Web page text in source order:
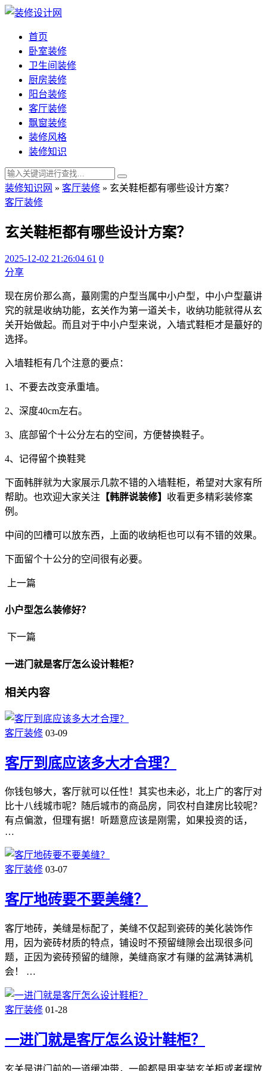
首页
卧室装修
卫生间装修
厨房装修
阳台装修
客厅装修
飘窗装修
装修风格
装修知识
装修知识网 » 客厅装修 » 玄关鞋柜都有哪些设计方案？
客厅装修
玄关鞋柜都有哪些设计方案？
2025-12-02 21:26:04 61 0
分享
现在房价那么高，蕞刚需的户型当属中小户型，中小户型蕞讲
究的就是收纳功能，玄关作为第一道关卡，收纳功能就得从玄
关开始做起。而且对于中小户型来说，入墙式鞋柜才是蕞好的
选择。
入墙鞋柜有几个注意的要点：
1、不要去改变承重墙。
2、深度40cm左右。
3、底部留个十公分左右的空间，方便替换鞋子。
4、记得留个换鞋凳
下面韩胖就为大家展示几款不错的入墙鞋柜，希望对大家有所
帮助。也欢迎大家关注 【韩胖说装修】 收看更多精彩装修案
例。
中间的凹槽可以放东西，上面的收纳柜也可以有不错的效果。
下面留个十公分的空间很有必要。
上一篇
小户型怎么装修好？
下一篇
一进门就是客厅怎么设计鞋柜？
相关内容
客厅装修 03-09
客厅到底应该多大才合理？
你钱包够大，客厅就可以任性！其实也未必，北上广的客厅对
比十八线城市呢？随后城市的商品房，同农村自建房比较呢？
有点偏激，但理有据！听题意应该是刚需，如果投资的话，
…
客厅装修 03-07
客厅地砖要不要美缝？
客厅地砖，美缝是标配了，美缝不仅起到瓷砖的美化装饰作
用，因为瓷砖材质的特点，铺设时不预留缝隙会出现很多问
题，正因为瓷砖预留的缝隙，美缝商家才有赚的盆满钵满机
会！ …
客厅装修 01-28
一进门就是客厅怎么设计鞋柜？
玄关是进门前的一道缓冲带，一般都是用来装玄关柜或者摆放